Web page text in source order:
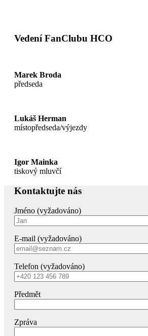
Vedení FanClubu HCO
Marek Broda
předseda
Lukáš Herman
místopředseda/výjezdy
Igor Mainka
tiskový mluvčí
Kontaktujte nás
Jméno (vyžadováno)
E-mail (vyžadováno)
Telefon (vyžadováno)
Předmět
Zpráva